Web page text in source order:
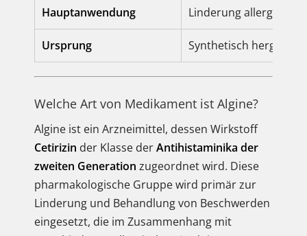
Hauptanwendung Linderung
Ursprung Synthetisch
Welche Art von Medikament ist Algine?
Algine ist ein Arzneimittel, dessen Wirkstoff
Cetirizin der Klasse derAntihistaminika der
zweiten Generation zugeordnet wird. Diese
pharmakologische Gruppe wird primär zur
Linderung und Behandlung von Beschwerden
eingesetzt, die im Zusammenhang mit